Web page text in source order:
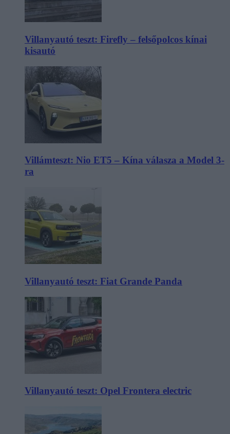
Villanyautó teszt: Firefly – felsőpolcos kínai
kisautó
Villámteszt: Nio ET5 – Kína válasza a Model 3-
ra
Villanyautó teszt: Fiat Grande Panda
Villanyautó teszt: Opel Frontera electric